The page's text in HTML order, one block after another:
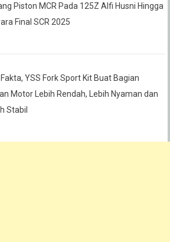
Piston MCR Pada 125Z Alfi Husni Hingga
Final SCR 2025
YSS Fork Sport Kit Buat Bagian
Motor Lebih Rendah, Lebih Nyaman dan
Stabil